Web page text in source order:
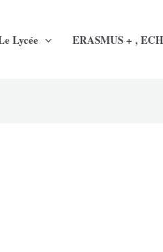
Lycée ERASMUS + ,